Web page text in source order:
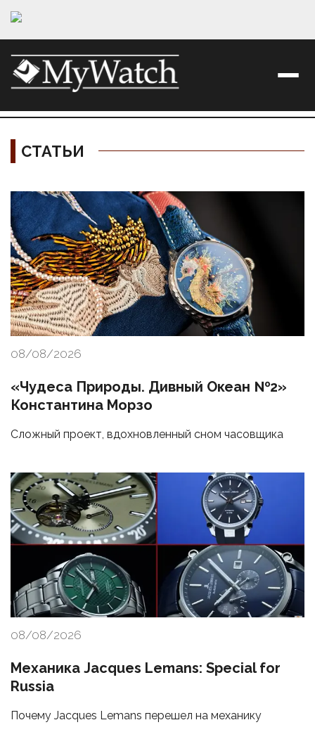
СТАТЬИ
Материалы
08/08/2026
«Чудеса Природы. Дивный Океан №2»
Константина Морзо
Сложный проект, вдохновленный сном часовщика
08/08/2026
Механика Jacques Lemans: Special for
Russia
Почему Jacques Lemans перешел на механику